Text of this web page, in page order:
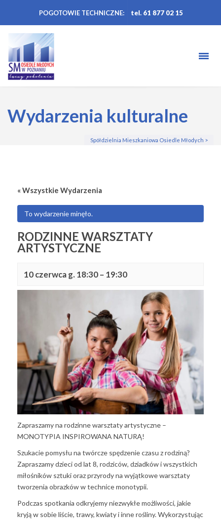
POGOTOWIE TECHNICZNE: tel. 61 877 02 15
Wydarzenia kulturalne
Spółdzielnia Mieszkaniowa Osiedle Młodych >
« Wszystkie Wydarzenia
To wydarzenie minęło.
RODZINNE WARSZTATY
ARTYSTYCZNE
10 czerwca g. 18:30– 19:30
Zapraszamy na rodzinne warsztaty artystyczne –
MONOTYPIA INSPIROWANA NATURĄ!
Szukacie pomysłu na twórcze spędzenie czasu z rodziną?
Zapraszamy dzieci od lat 8, rodziców, dziadków i wszystkich
miłośników sztuki oraz przyrody na wyjątkowe warsztaty
tworzenia obrazków w technice monotypii.
Podczas spotkania odkryjemy niezwykłe możliwości, jakie
kryją w sobie liście, trawy, kwiaty i inne rośliny. Wykorzystując